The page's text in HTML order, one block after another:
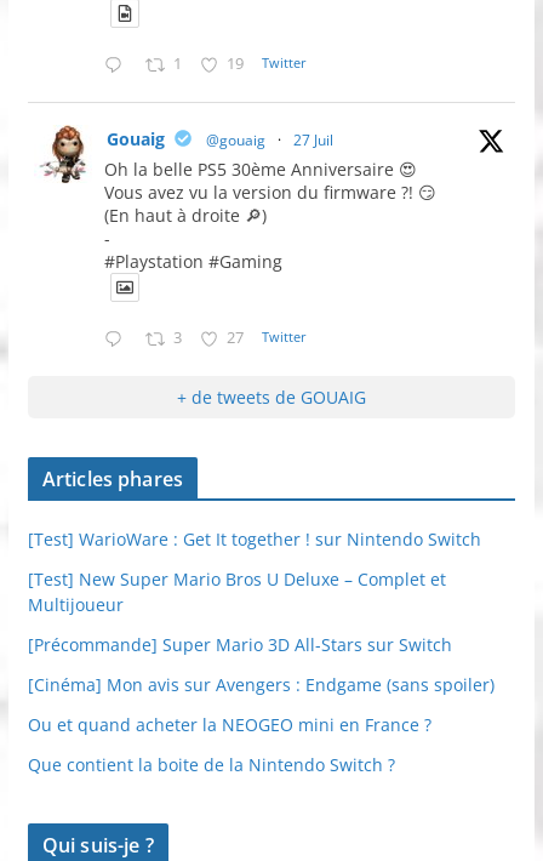
1 19 Twitter
Gouaig @gouaig · 27 Juil
Oh la belle PS5 30ème Anniversaire 😍
Vous avez vu la version du firmware ?! 😏
(En haut à droite 🔎)
-
#Playstation #Gaming
3 27 Twitter
+ de tweets de GOUAIG
Articles phares
[Test] WarioWare : Get It together ! sur Nintendo Switch
[Test] New Super Mario Bros U Deluxe – Complet et
Multijoueur
[Précommande] Super Mario 3D All-Stars sur Switch
[Cinéma] Mon avis sur Avengers : Endgame (sans spoiler)
Ou et quand acheter la NEOGEO mini en France ?
Que contient la boite de la Nintendo Switch ?
Qui suis-je ?